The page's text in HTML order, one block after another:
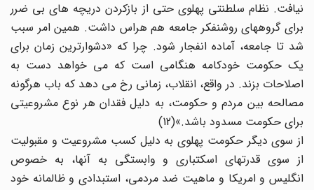
نیافت. نظام سلطنتی پهلوی حتی از بازکردن دریچه های بی ضرر
برای گروههای روشنفکر جامعه هم هراس داشت. همین امر سبب
شد تا جامعه، آماده انفجار شود. چرا که «دشوارترین زمان برای
یک حکومت خودکامه هنگامی است که می خواهد دست به
اصلاحات بزند. در واقع، انقلاب، زمانی رخ می دهد که باب هرگونه
مصالحه بین مردم و حکومت، به دلیل فقدان هر نوع مشروعیتی
برای حکومت مسدود باشد.»(12)
از سوی دیگر حکومت پهلوی به دلیل کسب مشروعیت و مقبولیت
از سوی قدرتهای اسکتباری و وابستگی به آنها، به خصوص
انگلیس و امریکا و ماهیت ضد مردمی، استبدادی و ظالمانه خود